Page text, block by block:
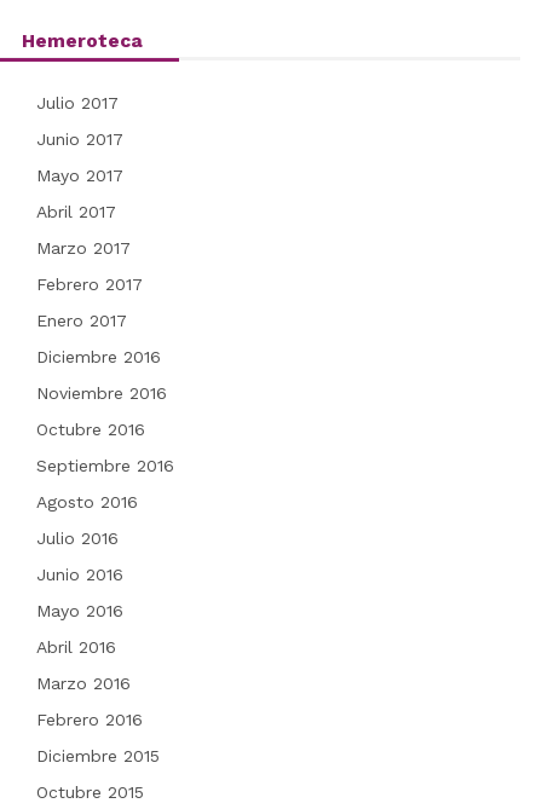
Hemeroteca
Julio 2017
Junio 2017
Mayo 2017
Abril 2017
Marzo 2017
Febrero 2017
Enero 2017
Diciembre 2016
Noviembre 2016
Octubre 2016
Septiembre 2016
Agosto 2016
Julio 2016
Junio 2016
Mayo 2016
Abril 2016
Marzo 2016
Febrero 2016
Diciembre 2015
Octubre 2015